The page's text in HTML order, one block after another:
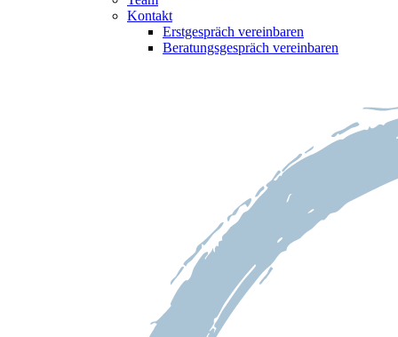
Kontakt
Erstgespräch vereinbaren
Beratungsgespräch vereinbaren